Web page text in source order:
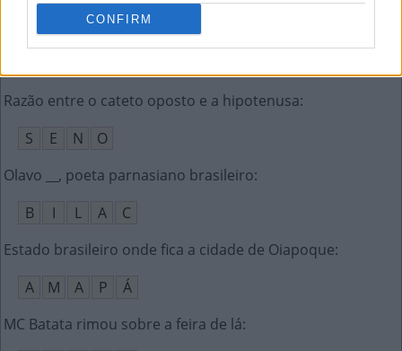
CONFIRM
Um milênio possui mil deles
Razão entre o cateto oposto e a hipotenusa:
S
E N
O
Olavo __, poeta parnasiano brasileiro:
B
I L A
C
Estado brasileiro onde fica a cidade de Oiapoque:
A
M A P
Á
MC Batata rimou sobre a feira de lá: